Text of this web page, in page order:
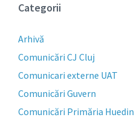
Categorii
Arhivă
Comunicări CJ Cluj
Comunicari externe UAT
Comunicări Guvern
Comunicări Primăria Huedin